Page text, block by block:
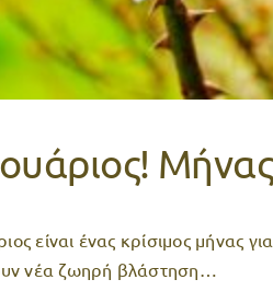
είναι ένας κρίσιμος μήνας
νέα ζωηρή βλάστηση…